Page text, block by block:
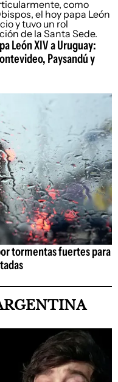
León XIV a Uruguay:
Paysandú y
tormentas fuertes para